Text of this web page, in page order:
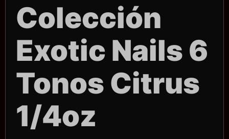
Colección
Exotic Nails 6
Tonos Citrus
1/4oz